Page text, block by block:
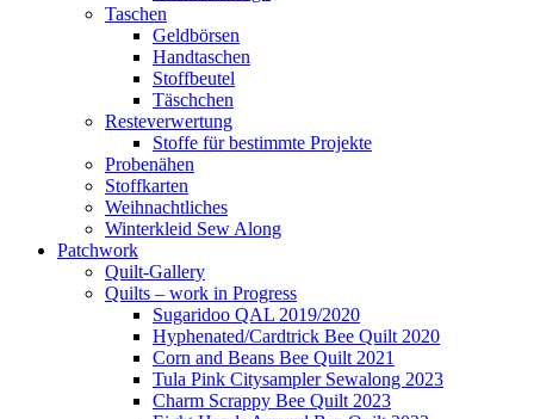
Taschen
Geldbörsen
Handtaschen
Stoffbeutel
Täschchen
Resteverwertung
Stoffe für bestimmte Projekte
Probenähen
Stoffkarten
Weihnachtliches
Winterkleid Sew Along
Patchwork
Quilt-Gallery
Quilts – work in Progress
Sugaridoo QAL 2019/2020
Hyphenated/Cardtrick Bee Quilt 2020
Corn and Beans Bee Quilt 2021
Tula Pink Citysampler Sewalong 2023
Charm Scrappy Bee Quilt 2023